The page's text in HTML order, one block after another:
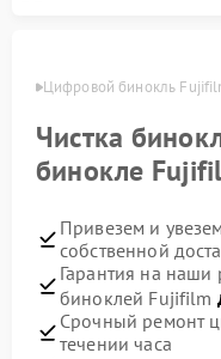
Цифровой бинокль
Чистка
бинокле
Привезем и
собственной
Гарантия на
биноклей Fujifilm
Срочный ремонт
течении часа